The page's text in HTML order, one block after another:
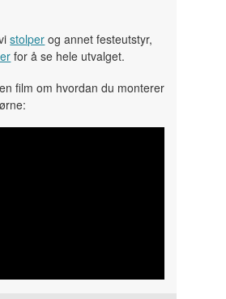
stolper og annet festeutstyr,
for å se hele utvalget.
film om hvordan du monterer